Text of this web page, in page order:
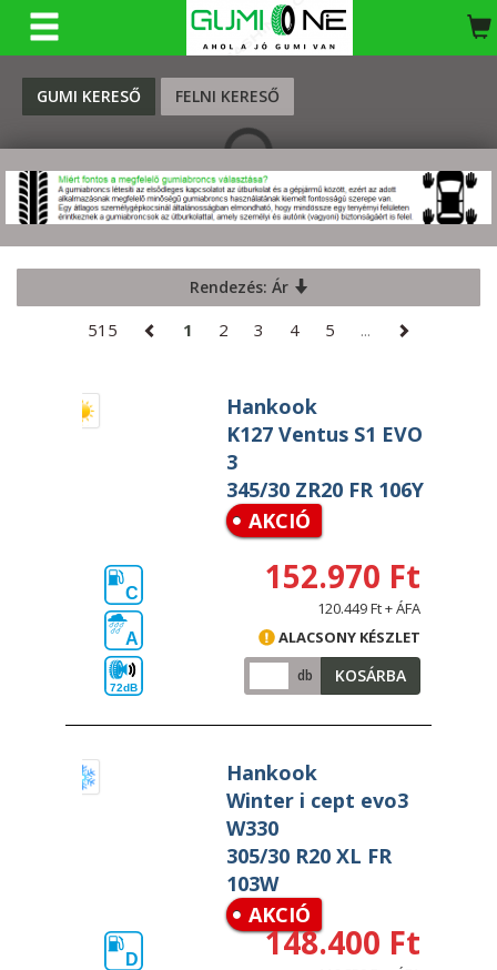
GUMI KERESŐ FELNI KERESŐ
KERESÉS
Rendezés: Ár
515 1 2 3 4 5 ...
Hankook
K127 Ventus S1 EVO
3
345/30 ZR20 FR 106Y
AKCIÓ
C
A
72dB
152.970 Ft
120.449 Ft + ÁFA
ALACSONY KÉSZLET
db KOSÁRBA
Hankook
Winter i cept evo3
W330
305/30 R20 XL FR
103W
AKCIÓ
D 148.400 Ft